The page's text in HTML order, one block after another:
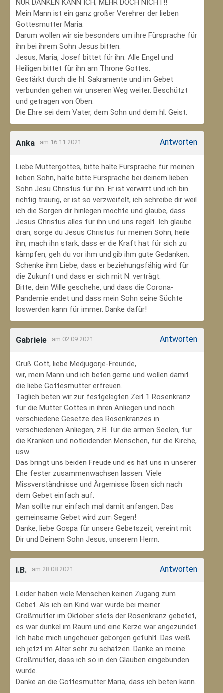
NUR DANKEN KANN ICH; MEHR DOCH NICHT!!
Mein Mann ist ein ganz großer Verehrer der lieben
Gottesmutter Maria.
Darum wollen wir sie besonders um ihre Fürsprache für
ihn bei ihrem Sohn Jesus bitten.
Jesus, Maria, Josef bittet für ihn. Alle Engel und
Heiligen bittet für ihn am Throne Gottes.
Gestärkt durch die hl. Sakramente und im Gebet
verbunden gehen wir unseren Weg weiter. Beschützt
und getragen von Oben.
Die Ehre sei dem Vater, dem Sohn und dem hl. Geist.
Anka am 16.11.2021 Antworten
Liebe Muttergottes, bitte halte Fürsprache für meinen
lieben Sohn, halte bitte Fürsprache bei deinem lieben
Sohn Jesu Christus für ihn. Er ist verwirrt und ich bin
richtig traurig, er ist so verzweifelt, ich schreibe dir weil
ich die Sorgen dir hinlegen möchte und glaube, dass
Jesus Christus alles für ihn und uns regelt. Ich glaube
dran, sorge du Jesus Christus für meinen Sohn‚ heile
ihn, mach ihn stark, dass er die Kraft hat für sich zu
kämpfen, geh du vor ihm und gib ihm gute Gedanken.
Schenke ihm Liebe, dass er beziehungsfähig wird für
die Zukunft und dass er sich mit N. verträgt.
Bitte, dein Wille geschehe, und dass die Corona-
Pandemie endet und dass mein Sohn seine Süchte
loswerden kann für immer. Danke dafür!
Gabriele am 02.09.2021 Antworten
Grüß Gott, liebe Medjugorje-Freunde,
wir, mein Mann und ich beten gerne und wollen damit
die liebe Gottesmutter erfreuen.
Täglich beten wir zur festgelegten Zeit 1 Rosenkranz
für die Mutter Gottes in ihren Anliegen und noch
verschiedene Gesetze des Rosenkranzes in
verschiedenen Anliegen, z.B. für die armen Seelen, für
die Kranken und notleidenden Menschen, für die Kirche,
usw.
Das bringt uns beiden Freude und es hat uns in unserer
Ehe fester zusammenwachsen lassen. Viele
Missverständnisse und Ärgernisse lösen sich nach
dem Gebet einfach auf.
Man sollte nur einfach mal damit anfangen. Das
gemeinsame Gebet wird zum Segen!
Danke, liebe Gospa für unsere Gebetszeit, vereint mit
Dir und Deinem Sohn Jesus, unserem Herrn.
I.B. am 28.08.2021 Antworten
Leider haben viele Menschen keinen Zugang zum
Gebet. Als ich ein Kind war wurde bei meiner
Großmutter im Oktober stets der Rosenkranz gebetet,
es war dunkel im Raum und eine Kerze war angezündet.
Ich habe mich ungeheuer geborgen gefühlt. Das weiß
ich jetzt im Alter sehr zu schätzen. Danke an meine
Großmutter, dass ich so in den Glauben eingebunden
wurde.
Danke an die Gottesmutter Maria, dass ich beten kann.